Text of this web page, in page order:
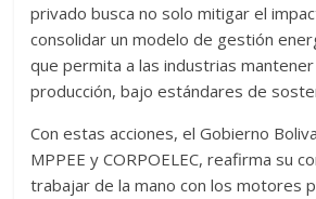
privado busca no solo mitigar el
consolidar un modelo de gestión
que permita a las industrias
producción, bajo estándares de
Con estas acciones, el Gobierno
MPPEE y CORPOELEC, reafirma su
trabajar de la mano con los motores